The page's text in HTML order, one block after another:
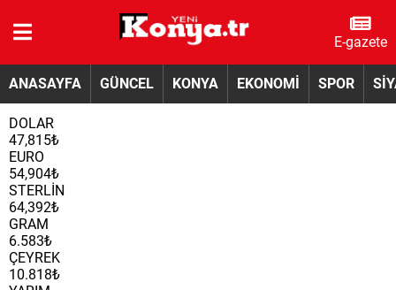
E-gazete
ANASAYFA GÜNCEL KONYA EKONOMİ SPOR
DOLAR
47,815₺
EURO
54,904₺
STERLİN
64,392₺
GRAM
6.583₺
ÇEYREK
10.818₺